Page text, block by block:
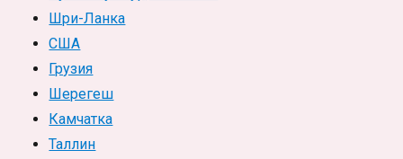
Шри-Ланка
США
Грузия
Шерегеш
Камчатка
Таллин